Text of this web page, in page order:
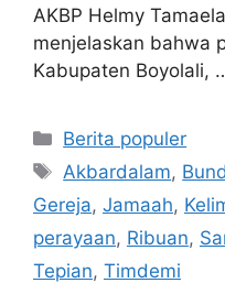
AKBP Helmy
menjelaskan bahwa
Kabupaten Boyolali,
Kategori
Berita populer
Tag
Akbardalam,
Gereja, Jamaah,
perayaan, Ribuan,
Tepian, Timdemi